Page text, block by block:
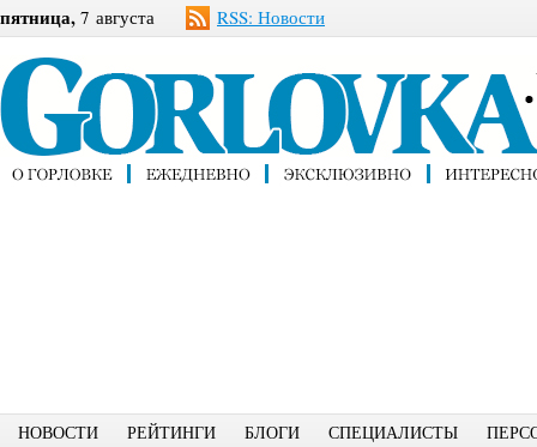
пятница, 7 августа RSS: Новости
НОВОСТИ РЕЙТИНГИ БЛОГИ СПЕЦИАЛИСТЫ